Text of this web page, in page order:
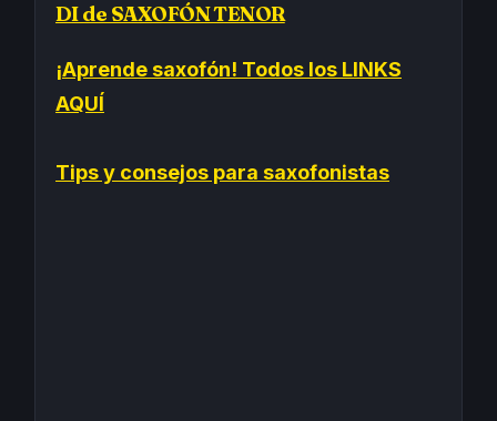
DI de SAXOFÓN TENOR
¡Aprende saxofón! Todos los LINKS
AQUÍ
Tips y consejos para saxofonistas